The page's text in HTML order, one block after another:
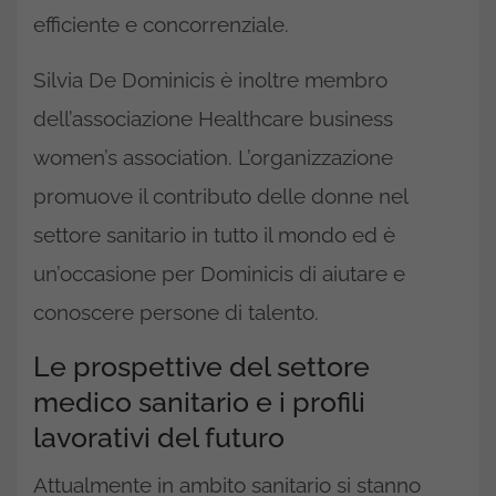
efficiente e concorrenziale.
Silvia De Dominicis è inoltre membro
dell’associazione Healthcare business
women’s association. L’organizzazione
promuove il contributo delle donne nel
settore sanitario in tutto il mondo ed è
un’occasione per Dominicis di aiutare e
conoscere persone di talento.
Le prospettive del settore
medico sanitario e i profili
lavorativi del futuro
Attualmente in ambito sanitario si stanno